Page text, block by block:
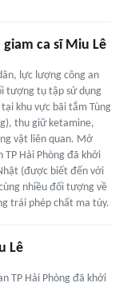
ca sĩ Miu Lê
lực lượng công an
tượng tụ tập sử dụng
khu vực bãi tắm Tùng
thu giữ ketamine,
vật liên quan. Mở
TP Hải Phòng đã khởi
(được biết đến với
nhiều đối tượng về
trái phép chất ma túy.
Lê
TP Hải Phòng đã khởi